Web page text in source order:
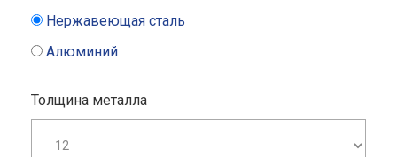
Нержавеющая сталь
Алюминий
Толщина металла